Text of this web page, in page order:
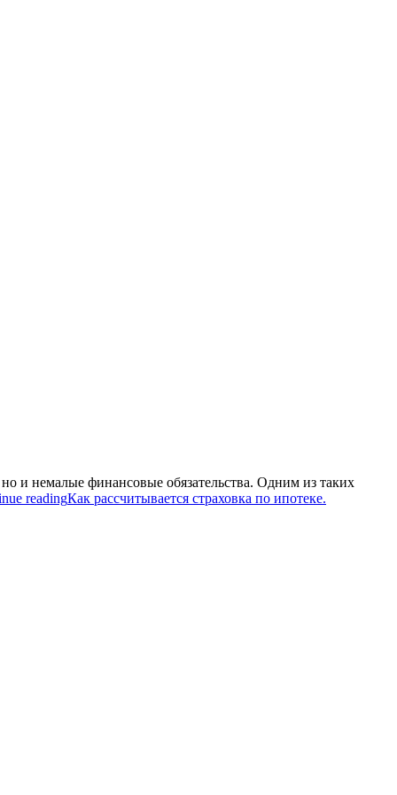
и немалые финансовые обязательства. Одним из таких
readingКак рассчитывается страховка по ипотеке.